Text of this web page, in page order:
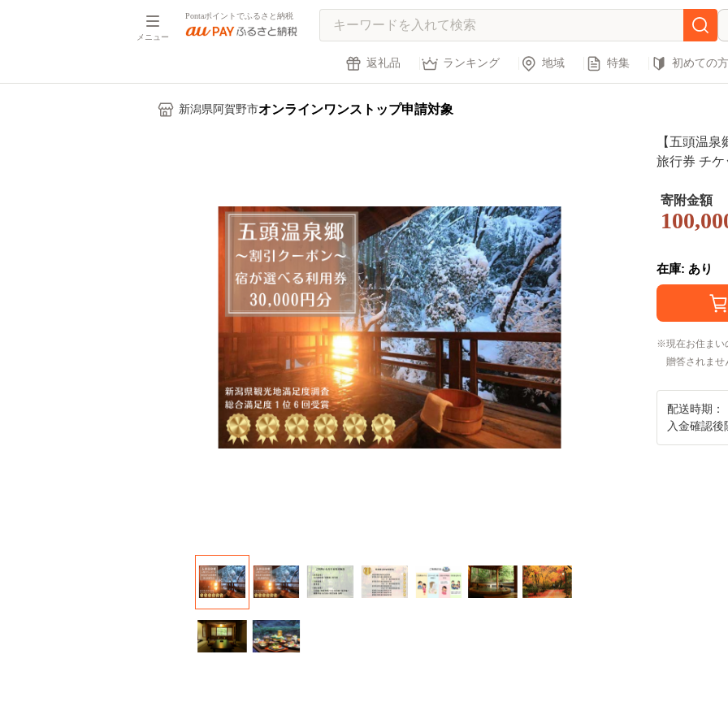
メニュー
Pontaポイントでふるさと納税
返礼品 ランキング 地域 特集 初めての方
新潟県阿賀野市オンラインワンストップ申請対象
【五頭温
旅行券 チ
館 国内 新
村杉温泉
寄附金額
在庫: あり
現在お住まい
贈答されませ
配送時期：
入金確認後